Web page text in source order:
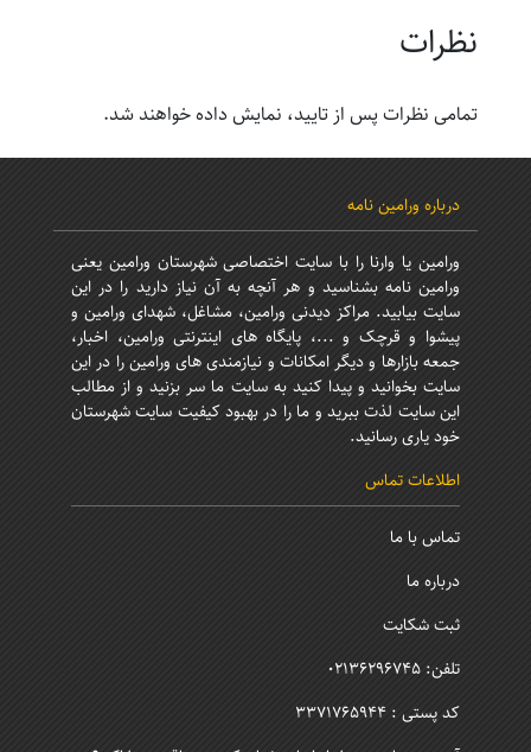
نظرات
تمامی نظرات پس از تایید، نمایش داده خواهند شد.
درباره ورامین نامه
ورامین یا وارنا را با سایت اختصاصی شهرستان ورامین یعنی
ورامین نامه بشناسید و هر آنچه به آن نیاز دارید را در این
سایت بیابید. مراکز دیدنی ورامین، مشاغل، شهدای ورامین و
پیشوا و قرچک و ...، پایگاه های اینترنتی ورامین، اخبار،
جمعه بازارها و دیگر امکانات و نیازمندی های ورامین را در این
سایت بخوانید و پیدا کنید به سایت ما سر بزنید و از مطالب
این سایت لذت ببرید و ما را در بهبود کیفیت سایت شهرستان
خود یاری رسانید.
اطلاعات تماس
تماس با ما
درباره ما
ثبت شکایت
تلفن: 02136296745
کد پستی : 3371765944